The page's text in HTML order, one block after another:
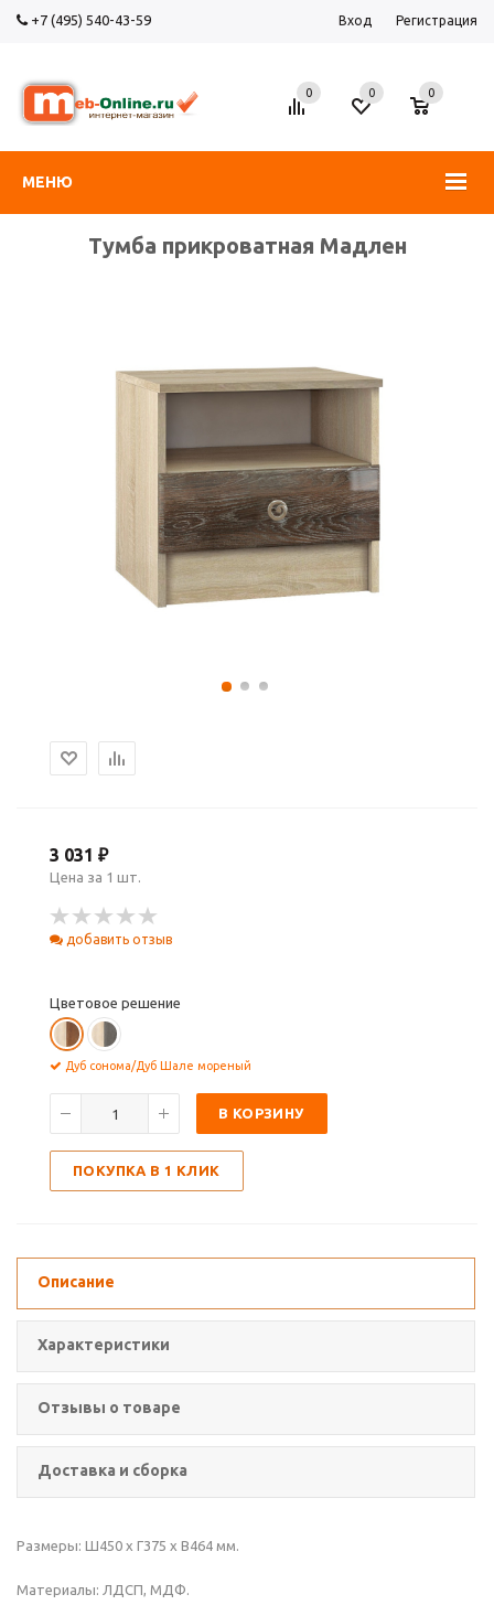
+7 (495) 540-43-59 Вход Регистрация
МЕНЮ
0 0
0
Тумба прикроватная Мадлен
3 031 ₽
Цена за 1 шт.
добавить отзыв
Цветовое решение
Дуб сонома/Дуб Шале мореный
В КОРЗИНУ
ПОКУПКА В 1 КЛИК
Описание
Характеристики
Отзывы о товаре
Доставка и сборка
Размеры: Ш450 x Г375 x В464 мм.
Материалы: ЛДСП, МДФ.